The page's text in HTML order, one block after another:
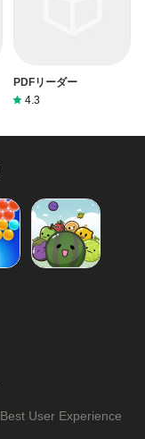
PDFリーダー
4.3
User Experience